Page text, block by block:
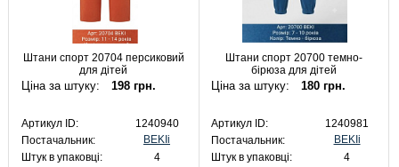
Штани спорт 20704 персиковий
для дітей
Ціна за штуку: 198 грн.
Артикул ID:
1240940
Постачальник:
BEKIi
Штук в упаковці:
4
Штани спорт 20700 темно-
бірюза для дітей
Ціна за штуку: 180 грн.
Артикул ID:
1240981
Постачальник:
BEKIi
Штук в упаковці:
4